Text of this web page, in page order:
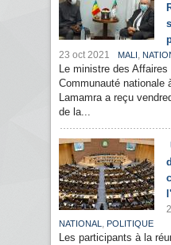
23 oct 2021 MALI ,
Le ministre des
Communauté nationale
Lamamra a reçu
de la...
NATIONAL , POLITIQUE
Les participants à la